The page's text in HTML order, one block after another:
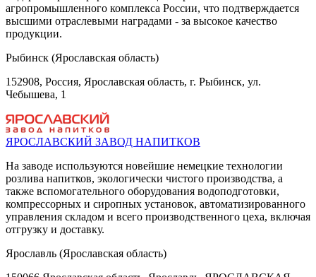
агропромышленного комплекса России, что подтверждается
высшими отраслевыми наградами - за высокое качество
продукции.
Рыбинск (Ярославская область)
152908, Россия, Ярославская область, г. Рыбинск, ул.
Чебышева, 1
ЯРОСЛАВСКИЙ ЗАВОД НАПИТКОВ
На заводе используются новейшие немецкие технологии
розлива напитков, экологически чистого производства, а
также вспомогательного оборудования водоподготовки,
компрессорных и сиропных установок, автоматизированного
управления складом и всего производственного цеха, включая
отгрузку и доставку.
Ярославль (Ярославская область)